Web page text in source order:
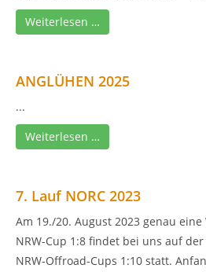
Weiterlesen …
ANGLÜHEN 2025
...
Weiterlesen …
7. Lauf NORC 2023
Am 19./20. August 2023 genau
NRW-Cup 1:8 findet bei uns auf
NRW-Offroad-Cups 1:10 statt.